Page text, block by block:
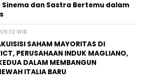
Sinema dan Sastra Bertemu dalam
WIB
SAHAM MAYORITAS DI
PERUSAHAAN INDUK MAGLIANO,
DALAM MEMBANGUN
ITALIA BARU